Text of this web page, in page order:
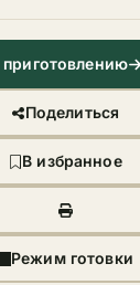
приготовлению
Поделиться
В избранное
Режим готовки